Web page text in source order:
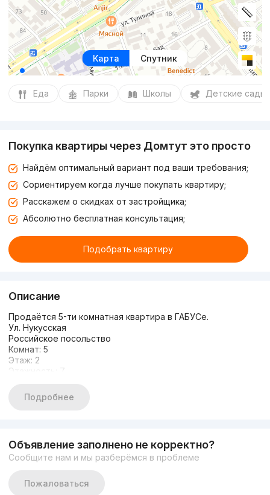
Карта Спутник
Еда Парки Школы Детские сады
Покупка квартиры через Домтут это просто
Найдём оптимальный вариант под ваши требования;
Сориентируем когда лучше покупать квартиру;
Расскажем о скидках от застройщика;
Абсолютно бесплатная консультация;
Подобрать квартиру
Описание
Продаётся 5-ти комнатная квартира в ГАБУСе.
Ул. Нукусская
Российское посольство
Комнат: 5
Этаж: 2
Этажность: 7
Состояние: С ремонтом
Мебель + Техника
• кухня-студия, объединённая с обеденной зоной
Цена: 423.000 у.е
Подробнее
Объявление заполнено не корректно?
Сообщите нам и мы разберёмся в проблеме
Пожаловаться